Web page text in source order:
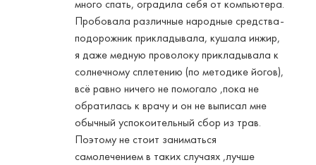
много спать, оградила себя от компьютера.
Пробовала различные народные средства-
подорожник прикладывала, кушала инжир,
я даже медную проволоку прикладывала к
солнечному сплетению (по методике йогов),
всё равно ничего не помогало ,пока не
обратилась к врачу и он не выписал мне
обычный успокоительный сбор из трав.
Поэтому не стоит заниматься
самолечением в таких случаях ,лучше